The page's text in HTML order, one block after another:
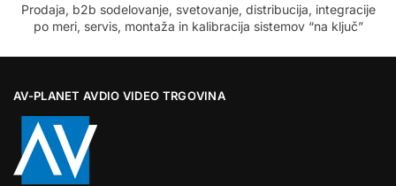
Prodaja, b2b sodelovanje, svetovanje, distribucija, integracije
po meri, servis, montaža in kalibracija sistemov “na ključ”
AV-PLANET AVDIO VIDEO TRGOVINA